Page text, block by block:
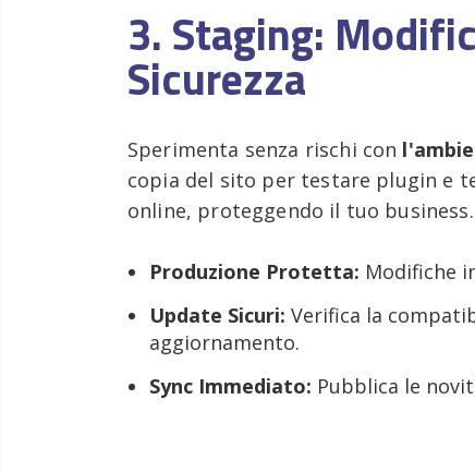
3. Staging:
Sicurezza
Sperimenta senza rischi con
copia del sito per testare plugin e
online, proteggendo il tuo business.
Produzione Protetta: Modifiche
Update Sicuri: Verifica la
aggiornamento.
Sync Immediato: Pubblica le